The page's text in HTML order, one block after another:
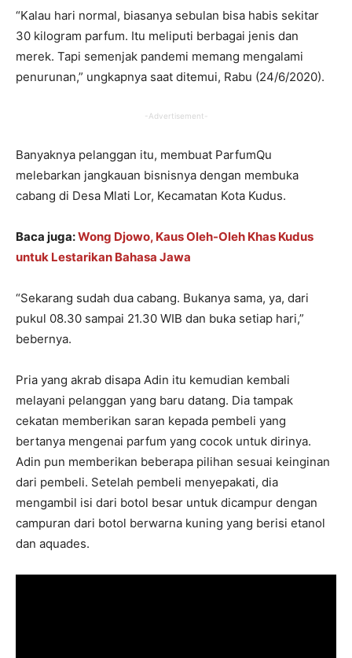
“Kalau hari normal, biasanya sebulan bisa habis sekitar
30 kilogram parfum. Itu meliputi berbagai jenis dan
merek. Tapi semenjak pandemi memang mengalami
penurunan,” ungkapnya saat ditemui, Rabu (24/6/2020).
-Advertisement-
Banyaknya pelanggan itu, membuat ParfumQu
melebarkan jangkauan bisnisnya dengan membuka
cabang di Desa Mlati Lor, Kecamatan Kota Kudus.
Baca juga:Wong Djowo, Kaus Oleh-Oleh Khas Kudus
untuk Lestarikan Bahasa Jawa
“Sekarang sudah dua cabang. Bukanya sama, ya, dari
pukul 08.30 sampai 21.30 WIB dan buka setiap hari,”
bebernya.
Pria yang akrab disapa Adin itu kemudian kembali
melayani pelanggan yang baru datang. Dia tampak
cekatan memberikan saran kepada pembeli yang
bertanya mengenai parfum yang cocok untuk dirinya.
Adin pun memberikan beberapa pilihan sesuai keinginan
dari pembeli. Setelah pembeli menyepakati, dia
mengambil isi dari botol besar untuk dicampur dengan
campuran dari botol berwarna kuning yang berisi etanol
dan aquades.